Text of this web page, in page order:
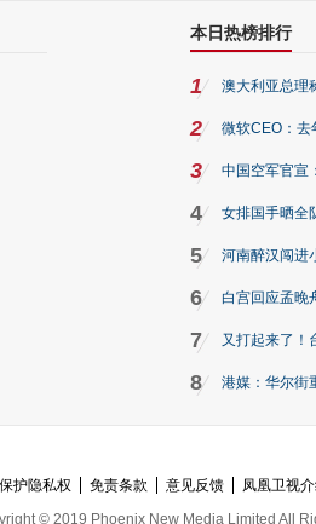
本日热榜排行
1 澳大利亚总理
2 微软CEO：去
3 中国空军官宣
4 女排国手晒全
5 河南醉汉闯进
6 白宫回应孟晚
7 又打起来了！
8 港媒：华尔街
保护隐私权 免责条款 意见反馈 凤凰卫视
© 2019 Phoenix New Media Limited All